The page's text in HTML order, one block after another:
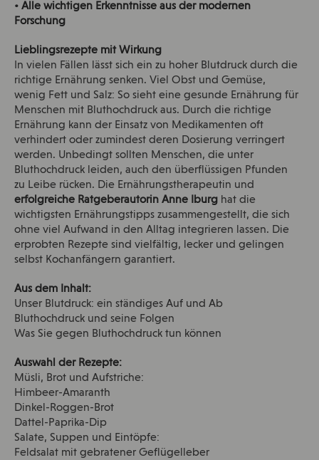
• Alle wichtigen Erkenntnisse aus der modernen
Forschung
Lieblingsrezepte mit Wirkung
In vielen Fällen lässt sich ein zu hoher Blutdruck durch die
richtige Ernährung senken. Viel Obst und Gemüse,
wenig Fett und Salz: So sieht eine gesunde Ernährung für
Menschen mit Bluthochdruck aus. Durch die richtige
Ernährung kann der Einsatz von Medikamenten oft
verhindert oder zumindest deren Dosierung verringert
werden. Unbedingt sollten Menschen, die unter
Bluthochdruck leiden, auch den überflüssigen Pfunden
zu Leibe rücken. Die Ernährungstherapeutin und
erfolgreiche Ratgeberautorin Anne Iburghat die
wichtigsten Ernährungstipps zusammengestellt, die sich
ohne viel Aufwand in den Alltag integrieren lassen. Die
erprobten Rezepte sind vielfältig, lecker und gelingen
selbst Kochanfängern garantiert.
Aus dem Inhalt:
Unser Blutdruck: ein ständiges Auf und Ab
Bluthochdruck und seine Folgen
Was Sie gegen Bluthochdruck tun können
Auswahl der Rezepte:
Müsli, Brot und Aufstriche:
Himbeer-Amaranth
Dinkel-Roggen-Brot
Dattel-Paprika-Dip
Salate, Suppen und Eintöpfe:
Feldsalat mit gebratener Geflügelleber